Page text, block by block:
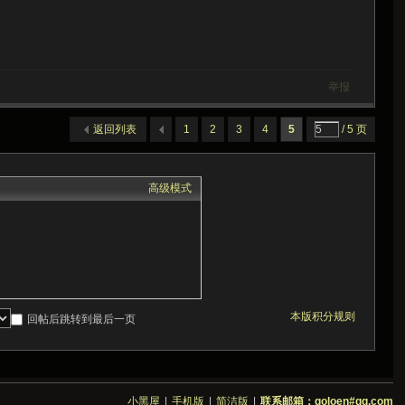
举报
1 2 3 4 5 / 5 页
返回列表
高级模式
本版积分规则
回帖后跳转到最后一页
小黑屋 手机版 简洁版 联系邮箱：goloen#qq.com